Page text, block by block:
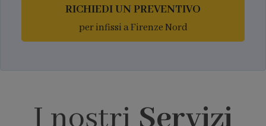
RICHIEDI UN PREVENTIVO
per infissi a Firenze Nord